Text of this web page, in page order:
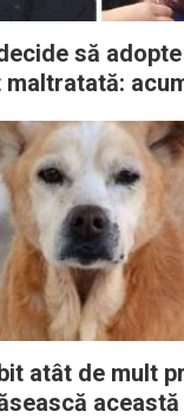
să
atât de mult